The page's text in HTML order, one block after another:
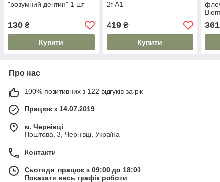
"розумний дентин" 1 шт
130 ₴
Купити
2г А1
419₴
Купити
361
Про нас
100% позитивних з 122 відгуків за рік
Працює з 14.07.2019
м. Чернівці
Поштова, 3, Чернівці, Україна
Контакти
Сьогодні працює з 09:00 до 18:00
Показати весь графік роботи